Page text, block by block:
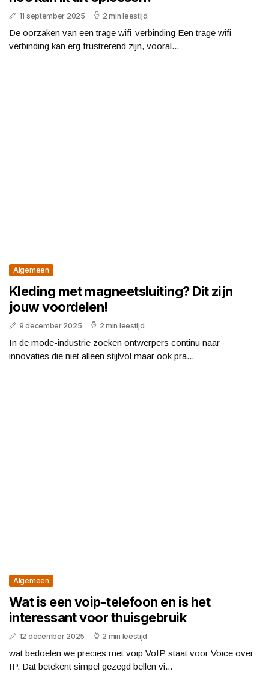
11 september 2025 2 min leestijd
De oorzaken van een trage wifi-verbinding Een trage wifi-
verbinding kan erg frustrerend zijn, vooral...
Algemeen
Kleding met magneetsluiting? Dit zijn
jouw voordelen!
9 december 2025 2 min leestijd
In de mode-industrie zoeken ontwerpers continu naar
innovaties die niet alleen stijlvol maar ook pra...
Algemeen
Wat is een voip-telefoon en is het
interessant voor thuisgebruik
12 december 2025 2 min leestijd
wat bedoelen we precies met voip VoIP staat voor Voice over
IP. Dat betekent simpel gezegd bellen vi...